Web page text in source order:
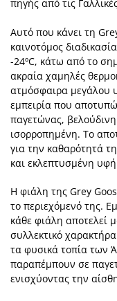
πηγής από τις
Αυτό που κάνει τη
καινοτόμος
-24ºC, κάτω από το
ακραία χαμηλές
ατμόσφαιρα μεγάλου
εμπειρία που
παγετώνας,
ισορροπημένη. Το
για την καθαρότητά
και εκλεπτυσμένη
Η φιάλη της Grey
το περιεχόμενό της.
κάθε φιάλη αποτελεί
συλλεκτικό
τα φυσικά τοπία των
παραπέμπουν σε
ενισχύοντας την